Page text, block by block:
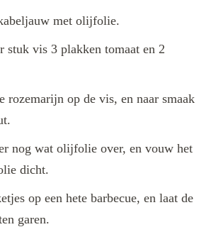
met olijfolie.
stuk vis 3 plakken tomaat en 2
rozemarijn op de vis, en naar smaak
nog wat olijfolie over, en vouw het
dicht.
op een hete barbecue, en laat de
garen.